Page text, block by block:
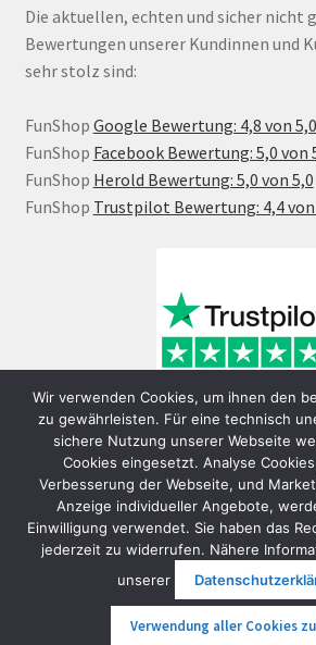
Die aktuellen, echten und sicher nicht
Bewertungen unserer Kundinnen und
sehr stolz sind:
FunShop Google Bewertung: 4,8 von 5,0
FunShop Facebook Bewertung: 5,0 von
FunShop Herold Bewertung: 5,0 von 5,0
FunShop Trustpilot Bewertung: 4,4 von
© FunShop Wien - Hochqualitative
Datenschutzerklärung
Erstellt mit
Wir verwenden Cookies, um ihnen den
zu gewährleisten. Für eine technisch
sichere Nutzung unserer Webseite
Cookies eingesetzt. Analyse
Verbesserung der Webseite, und
Anzeige individueller Angebote,
Einwilligung verwendet. Sie haben das
jederzeit zu widerrufen. Nähere
unserer
Verwendung aller Cookies